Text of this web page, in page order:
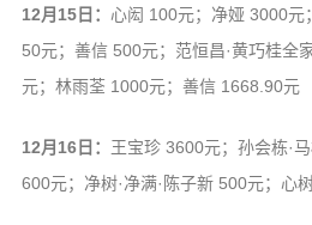
12月15日： 心闳 100元；净娅 3000元
50元；善信 500元；范恒昌·黄巧桂全
元；林雨荃 1000元；善信 1668.90元
12月16日： 王宝珍 3600元；孙会栋·
600元；净树·净满·陈子新 500元；心